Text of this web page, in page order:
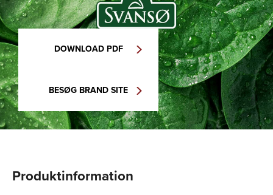
DOWNLOAD PDF
BESØG BRAND SITE
Produktinformation